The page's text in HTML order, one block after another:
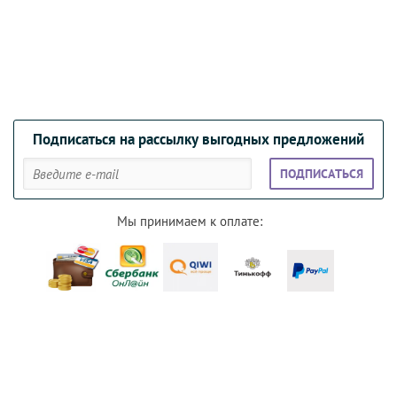
Подписаться на рассылку выгодных предложений
ПОДПИСАТЬСЯ
Мы принимаем к оплате: